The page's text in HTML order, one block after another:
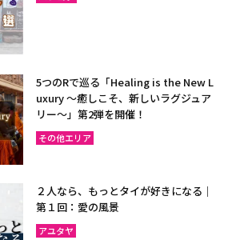
5つのRで巡る「Healing is the New L
uxury ～癒しこそ、新しいラグジュア
リー〜」第2弾を開催！
その他エリア
２人なら、もっとタイが好きになる｜
第１回：愛の風景
アユタヤ